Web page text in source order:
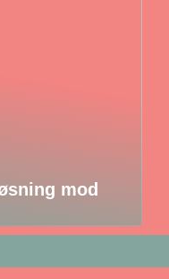
mod